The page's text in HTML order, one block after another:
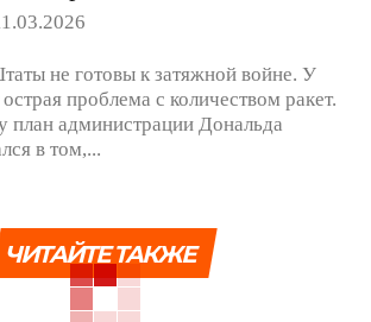
не готовы к затяжной войне. У
проблема с количеством ракет.
план администрации Дональда
в том,...
ЧИТАЙТЕ ТАКЖЕ